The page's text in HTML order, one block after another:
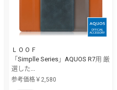
ＬＯＯＦ
「Simplle Series」AQUOS R7用 厳
選した...
参考価格￥2,580